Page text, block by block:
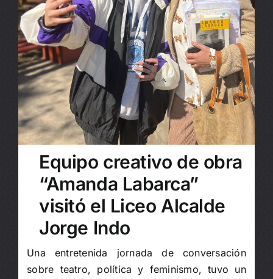
Equipo creativo de obra
“Amanda Labarca”
visitó el Liceo Alcalde
Jorge Indo
Una entretenida jornada de conversación
sobre teatro, política y feminismo, tuvo un